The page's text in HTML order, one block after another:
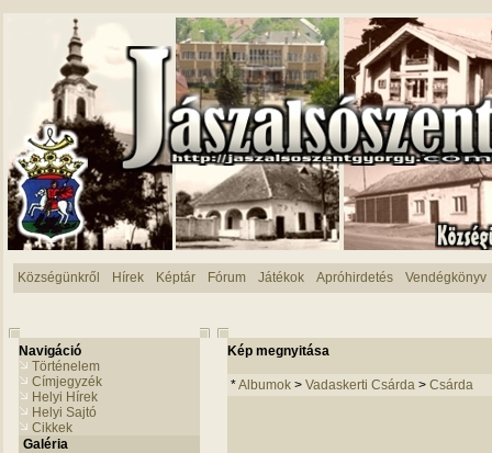
Községünkről Hírek Képtár Fórum Játékok Apróhirdetés Vendégkönyv
Navigáció
Történelem
Címjegyzék
Helyi Hírek
Helyi Sajtó
Cikkek
Galéria
Kép megnyitása
*Albumok > Vadaskerti Csárda > Csárda